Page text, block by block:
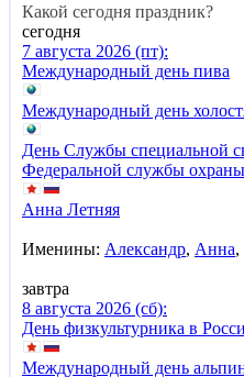
Какой сегодня праздник?
сегодня
7 августа 2026 (пт):
Международный день пива
Международный день
День Службы специальной
Федеральной службы
Анна Летняя
Именины: Александр, Анна,
завтра
8 августа 2026 (сб):
День физкультурника в
Международный день